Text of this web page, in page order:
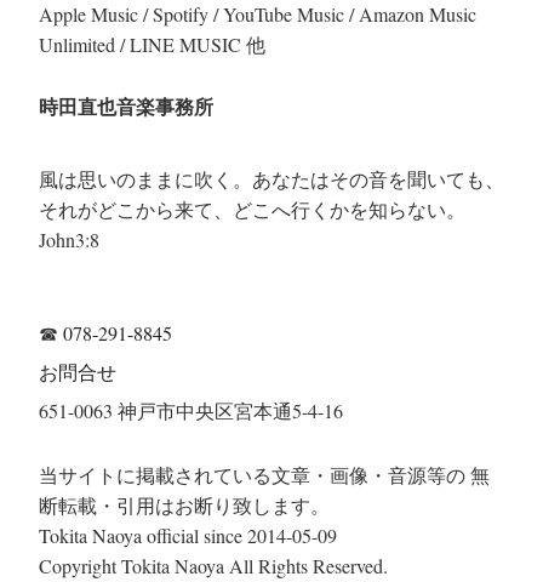
Apple Music / Spotify / YouTube Music / Amazon Music
Unlimited / LINE MUSIC 他
時田直也音楽事務所
風は思いのままに吹く。あなたはその音を聞いても、
それがどこから来て、どこへ行くかを知らない。
John3:8
☎ 078-291-8845
お問合せ
651-0063 神戸市中央区宮本通5-4-16
当サイトに掲載されている文章・画像・音源等の 無
断転載・引用はお断り致します。
Tokita Naoya official since 2014-05-09
Copyright Tokita Naoya All Rights Reserved.